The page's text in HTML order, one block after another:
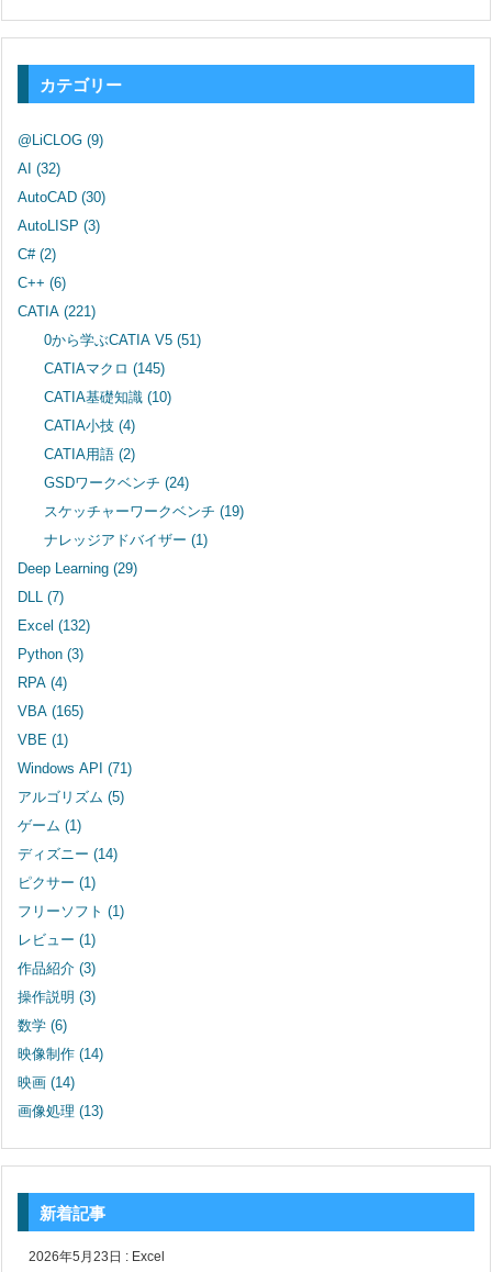
カテゴリー
@LiCLOG (9)
AI (32)
AutoCAD (30)
AutoLISP (3)
C# (2)
C++ (6)
CATIA (221)
0から学ぶCATIA V5(51)
CATIAマクロ(145)
CATIA基礎知識(10)
CATIA小技(4)
CATIA用語(2)
GSDワークベンチ(24)
スケッチャーワークベンチ(19)
ナレッジアドバイザー(1)
Deep Learning (29)
DLL (7)
Excel (132)
Python (3)
RPA (4)
VBA (165)
VBE (1)
Windows API (71)
アルゴリズム (5)
ゲーム (1)
ディズニー (14)
ピクサー (1)
フリーソフト (1)
レビュー (1)
作品紹介 (3)
操作説明 (3)
数学 (6)
映像制作 (14)
映画 (14)
画像処理 (13)
新着記事
2026年5月23日 : Excel